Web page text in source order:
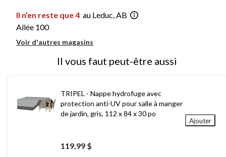
Il n’en reste que 4 au Leduc, AB
Allée 100
Voir d'autres magasins
Il vous faut peut-être aussi
TRIPEL - Nappe hydrofuge avec
protection anti-UV pour salle à manger
de jardin, gris, 112 x 84 x 30 po
119,99 $
Ajouter